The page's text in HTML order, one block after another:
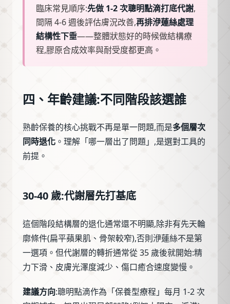
臨床常見順序:先做 1-2 次聰明點滴打底代謝,
間隔 4-6 週後評估膚況改善,再排洢蓮絲處理
結構性下垂——整體狀態好的時候做結構療
程,膠原合成效率與耐受度都更高。
四、年齡建議:不同階段該選誰
熟齡保養的核心挑戰不再是單一問題,而是多個層次
同時退化 。理解「哪一層出了問題」,是選對工具的
前提。
30-40 歲:代謝層先打基底
這個階段結構層的退化通常還不明顯,除非有先天輪
廓條件(扁平蘋果肌、骨架較窄),否則洢蓮絲不是第
一選項。但代謝層的轉折通常從 35 歲後就開始:精
力下滑、皮膚光澤度減少、傷口癒合速度變慢。
建議方向:聰明點滴作為「保養型療程」每月 1-2 次